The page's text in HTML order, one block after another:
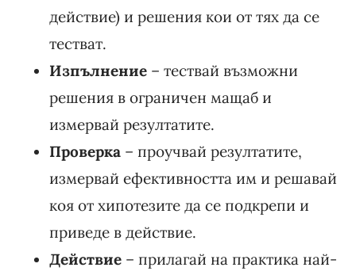
действие) и решения кои от тях да се
тестват.
Изпълнение – тествай възможни
решения в ограничен мащаб и
измервай резултатите.
Проверка – проучвай резултатите,
измервай ефективността им и решавай
коя от хипотезите да се подкрепи и
приведе в действие.
Действие – прилагай на практика най-